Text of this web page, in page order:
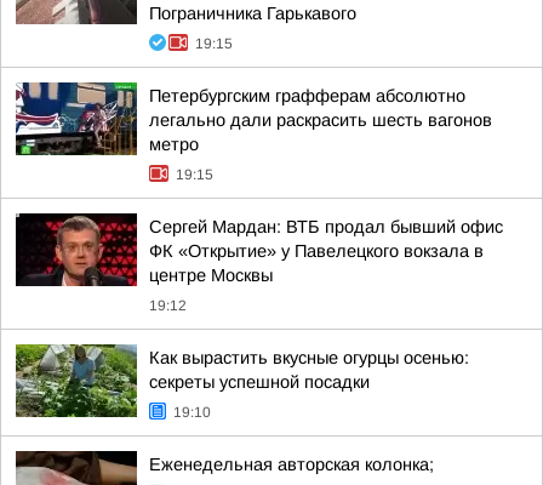
Пограничника Гарькавого
19:15
Петербургским графферам абсолютно
легально дали раскрасить шесть вагонов
метро
19:15
Сергей Мардан: ВТБ продал бывший офис
ФК «Открытие» у Павелецкого вокзала в
центре Москвы
19:12
Как вырастить вкусные огурцы осенью:
секреты успешной посадки
19:10
Еженедельная авторская колонка;